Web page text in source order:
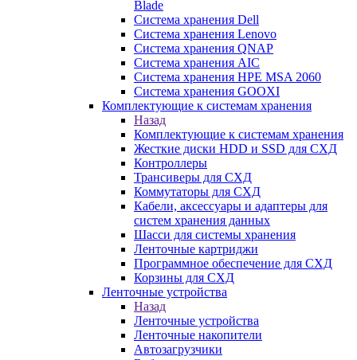
Blade
Система хранения Dell
Система хранения Lenovo
Система хранения QNAP
Система хранения AIC
Система хранения HPE MSA 2060
Система хранения GOOXI
Комплектующие к системам хранения
Назад
Комплектующие к системам хранения
Жесткие диски HDD и SSD для СХД
Контроллеры
Трансиверы для СХД
Коммутаторы для СХД
Кабели, аксессуары и адаптеры для
систем хранения данных
Шасси для системы хранения
Ленточные картриджи
Программное обеспечение для СХД
Корзины для СХД
Ленточные устройства
Назад
Ленточные устройства
Ленточные накопители
Автозагрузчики